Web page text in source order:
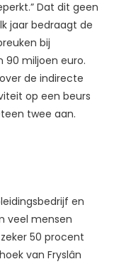
Dat dit geen
jaar bedraagt de
bij
90 miljoen euro.
de indirecte
op een beurs
twee aan.
en
veel mensen
50 procent
van Fryslân